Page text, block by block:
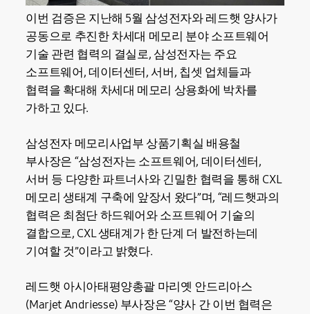
이번 검증은 지난해 5월 삼성전자와 레드햇 양사가
공동으로 추진한 차세대 메모리 분야 소프트웨어
기술 관련 협력의 결실로, 삼성전자는 주요
소프트웨어, 데이터센터, 서버, 칩셋 업체들과
협력을 확대해 차세대 메모리 상용화에 박차를
가하고 있다.
삼성전자 메모리사업부 상품기획실 배용철
부사장은 “삼성전자는 소프트웨어, 데이터센터,
서버 등 다양한 파트너사와 긴밀한 협력을 통해 CXL
메모리 생태계 구축에 앞장서 왔다”며, “레드햇과의
협력은 최첨단 하드웨어와 소프트웨어 기술의
결합으로, CXL 생태계가 한 단계 더 발전하는데
기여할 것”이라고 밝혔다.
레드햇 아시아태평양총괄 마리옛 안드리아스
(Marjet Andriesse) 부사장은 “양사 간 이번 협력은